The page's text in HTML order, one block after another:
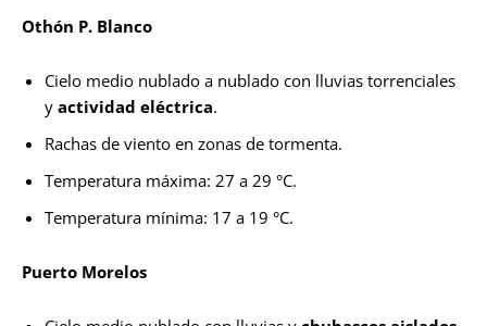
Othón P. Blanco
Cielo medio nublado a nublado con lluvias torrenciales
y actividad eléctrica.
Rachas de viento en zonas de tormenta.
Temperatura máxima: 27 a 29 °C.
Temperatura mínima: 17 a 19 °C.
Puerto Morelos